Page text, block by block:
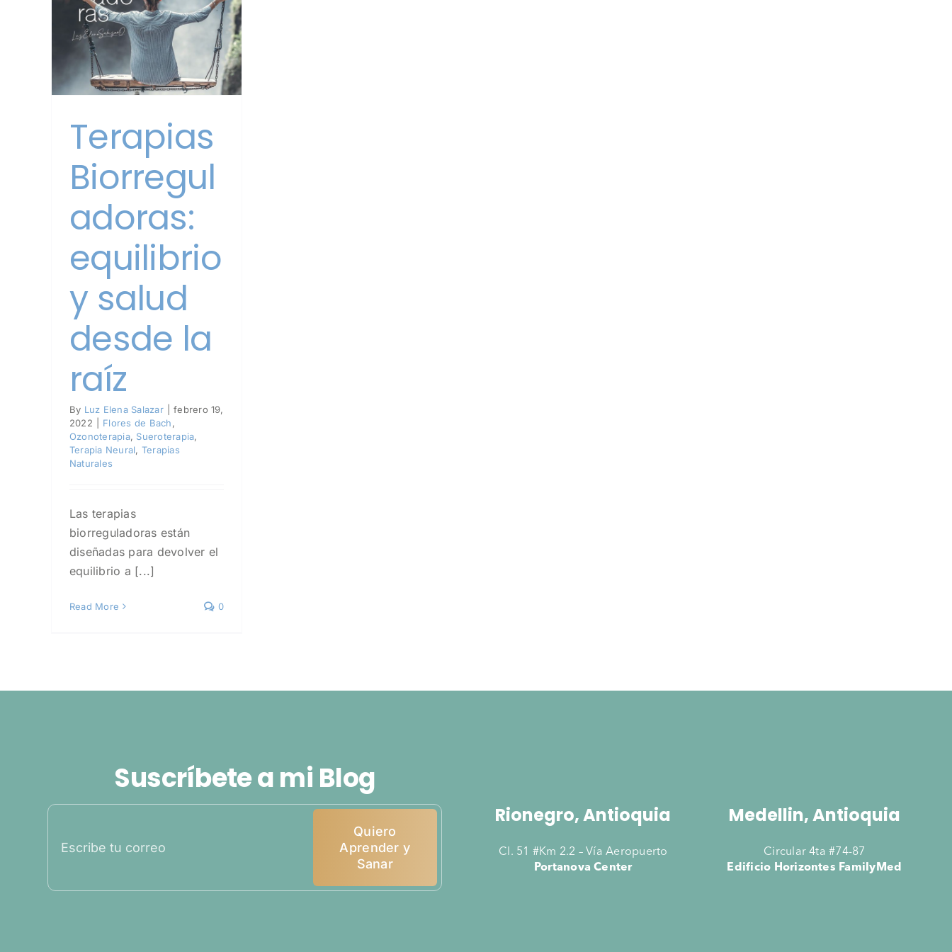
Terapias
Biorregul
adoras:
equilibrio
y salud
desde la
raíz
By Luz Elena Salazar
febrero 19,
2022
Flores de Bach,
Ozonoterapia, Sueroterapia,
Terapia Neural, Terapias
Naturales
Las terapias
biorreguladoras están
diseñadas para devolver el
equilibrio a [...]
Read More 0
Suscríbete a mi Blog
Quiero
Aprender y
Sanar
Rionegro, Antioquia
Cl. 51 #Km 2.2 – Vía Aeropuerto
Portanova Center
Medellin, Antioquia
Circular 4ta #74-87
Edificio Horizontes FamilyMed